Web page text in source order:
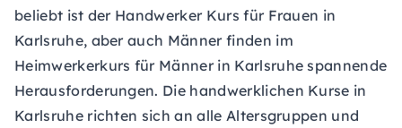
beliebt ist der Handwerker Kurs für Frauen in
Karlsruhe, aber auch Männer finden im
Heimwerkerkurs für Männer in Karlsruhe spannende
Herausforderungen. Die handwerklichen Kurse in
Karlsruhe richten sich an alle Altersgruppen und